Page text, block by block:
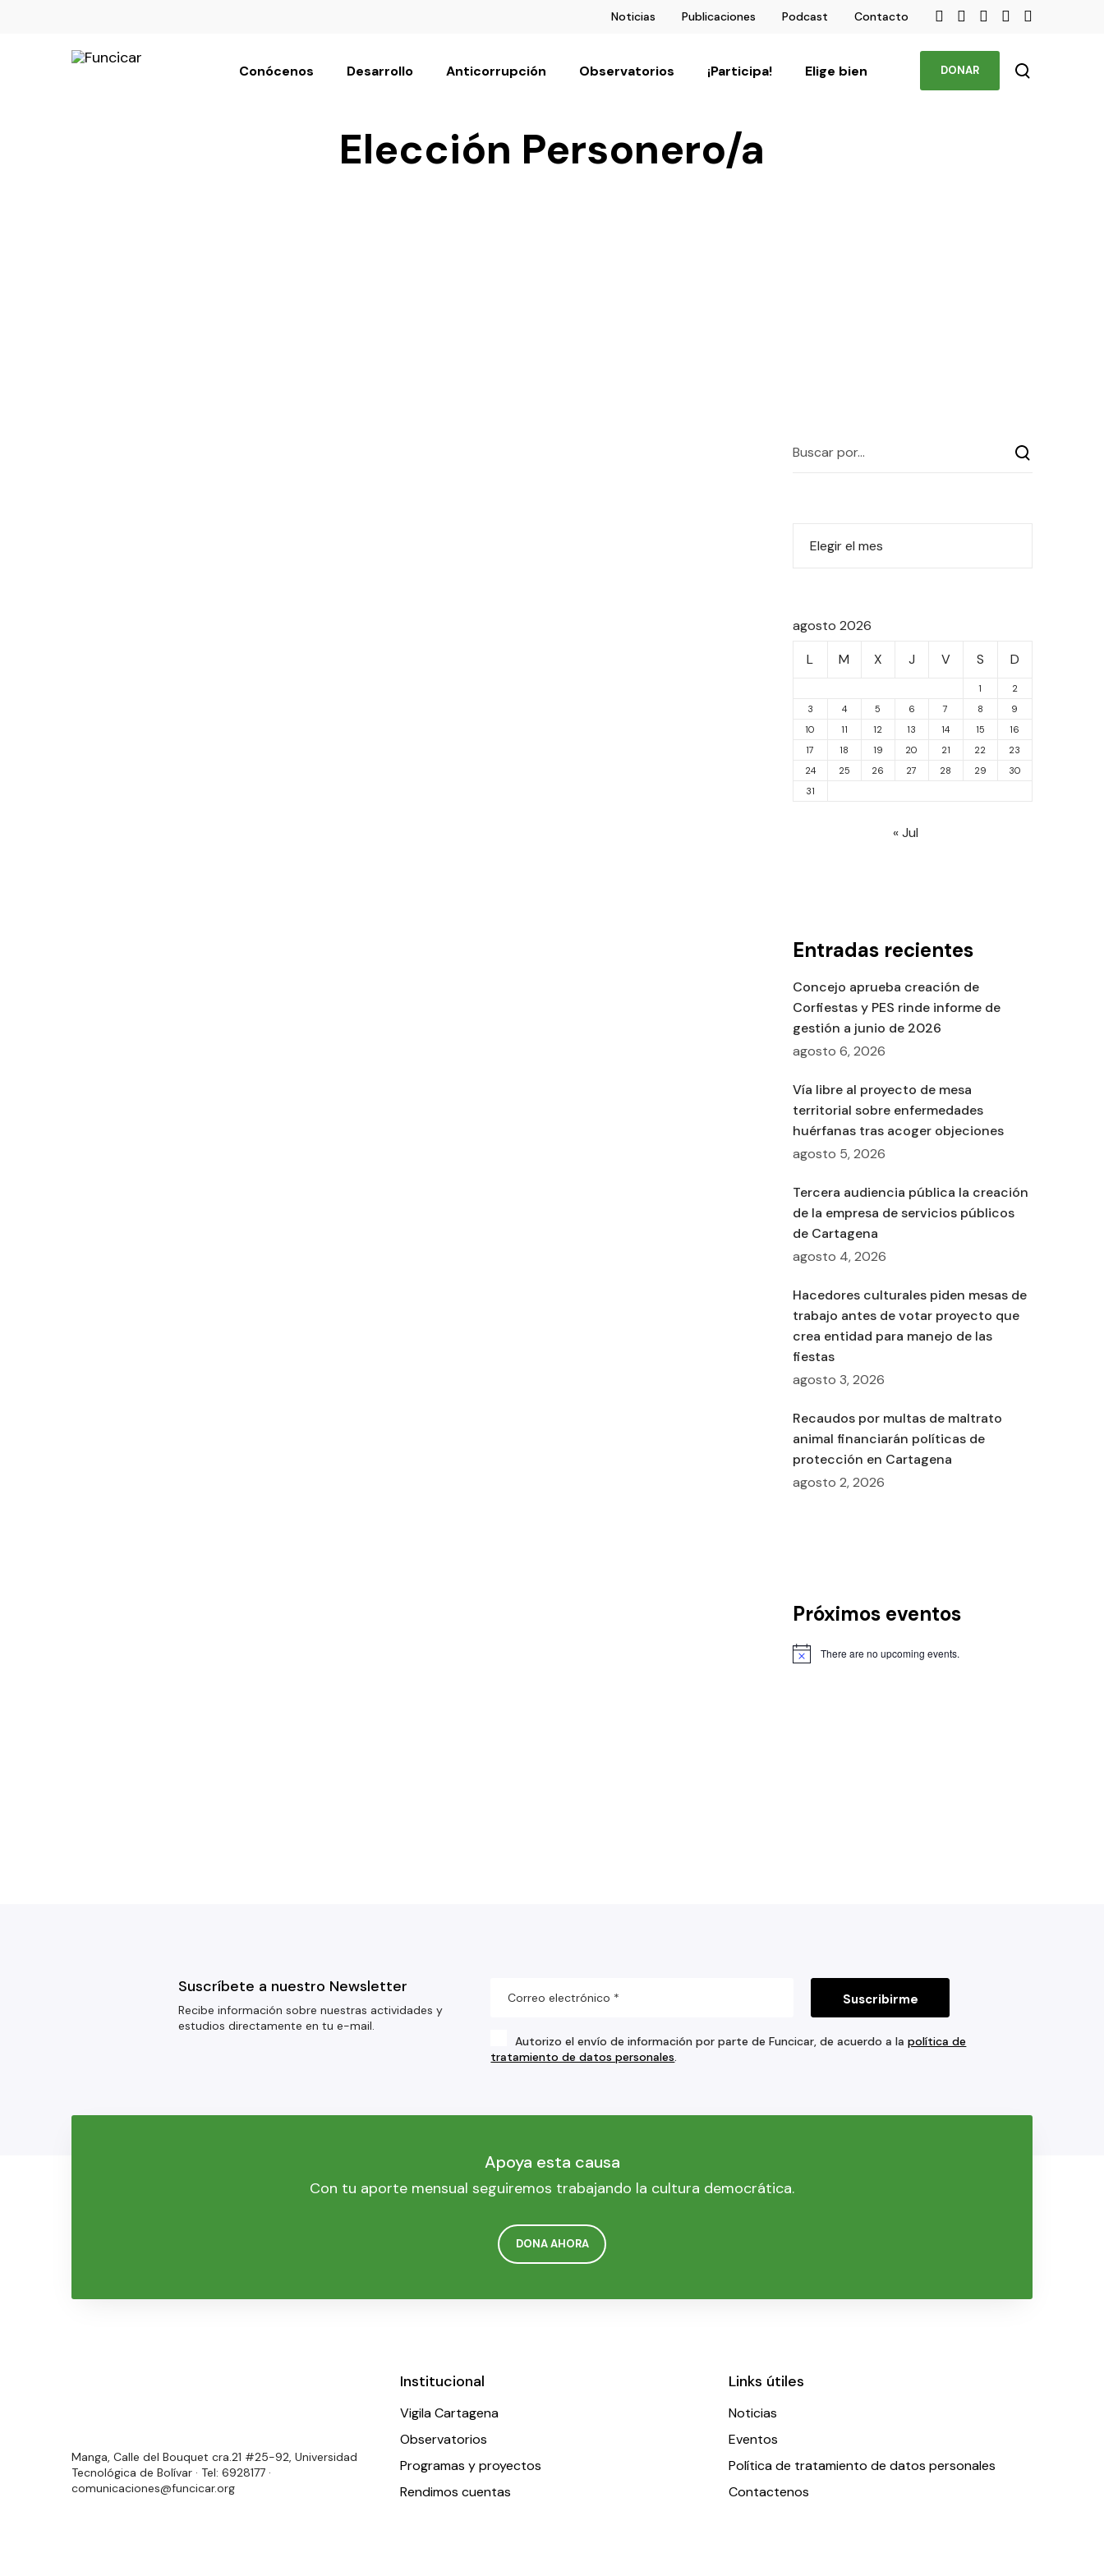
Noticias Publicaciones Podcast Contacto
Conócenos Desarrollo Anticorrupción Observatorios ¡Participa! Elige bien DONAR
Elección Personero/a
agosto 2026
L
M X J V S D
1
2
3
4 5 6 7 8
9
10
11 12 13 14 15
16
17
18 19 20 21 22
23
24
25 26 27 28 29
30
31
« Jul
Entradas recientes
Concejo aprueba creación de
Corfiestas y PES rinde informe de
gestión a junio de 2026
agosto 6, 2026
Vía libre al proyecto de mesa
territorial sobre enfermedades
huérfanas tras acoger objeciones
agosto 5, 2026
Tercera audiencia pública la creación
de la empresa de servicios públicos
de Cartagena
agosto 4, 2026
Hacedores culturales piden mesas de
trabajo antes de votar proyecto que
crea entidad para manejo de las
fiestas
agosto 3, 2026
Recaudos por multas de maltrato
animal financiarán políticas de
protección en Cartagena
agosto 2, 2026
Próximos eventos
There are no upcoming events.
Suscríbete a nuestro Newsletter
Recibe información sobre nuestras actividades y
estudios directamente en tu e-mail.
Autorizo el envío de información por parte de Funcicar, de acuerdo a lapolítica de
tratamiento de datos personales
Apoya esta causa
Con tu aporte mensual seguiremos trabajando la cultura democrática.
DONA AHORA
Manga, Calle del Bouquet cra.21 #25-92, Universidad
Tecnológica de Bolívar · Tel: 6928177 ·
comunicaciones@funcicar.org
Institucional
Vigila Cartagena
Observatorios
Programas y proyectos
Rendimos cuentas
Links útiles
Noticias
Eventos
Política de tratamiento de datos personales
Contactenos